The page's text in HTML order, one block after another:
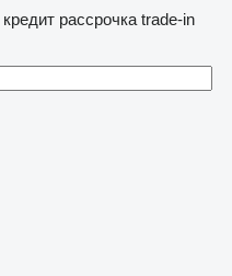
кредит рассрочка trade-in